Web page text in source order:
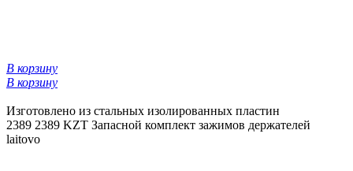
В корзину
В корзину
Изготовлено из стальных изолированных пластин
2389 2389 KZT Запасной комплект зажимов держателей
laitovo